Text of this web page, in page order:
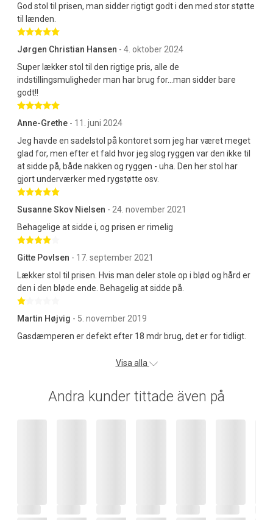
God stol til prisen, man sidder rigtigt godt i den med stor støtte
til lænden.
Betygsatt 5 av 5 stjärnor
Jørgen Christian Hansen - 4. oktober 2024
Super lækker stol til den rigtige pris, alle de
indstillingsmuligheder man har brug for...man sidder bare
godt!!
Betygsatt 5 av 5 stjärnor
Anne-Grethe - 11. juni 2024
Jeg havde en sadelstol på kontoret som jeg har været meget
glad for, men efter et fald hvor jeg slog ryggen var den ikke til
at sidde på, både nakken og ryggen - uha. Den her stol har
gjort underværker med rygstøtte osv.
Betygsatt 5 av 5 stjärnor
Susanne Skov Nielsen - 24. november 2021
Behagelige at sidde i, og prisen er rimelig
Gitte Povlsen - 17. september 2021
Lækker stol til prisen. Hvis man deler stole op i blød og hård er
den i den bløde ende. Behagelig at sidde på.
Martin Højvig - 5. november 2019
Gasdæmperen er defekt efter 18 mdr brug, det er for tidligt.
Visa alla
Andra kunder tittade även på